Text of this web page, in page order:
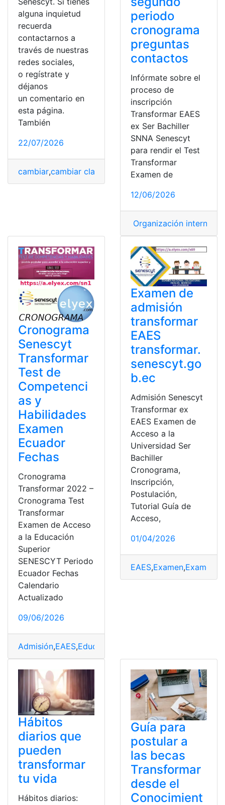
alguna inquietud
recuerda
contactarnos a
través de nuestras
redes sociales,
o regístrate y
déjanos
un comentario en
esta página.
También
22/07/2026
cambiar,cambiar clave cambio,Cambios,Correo
periodo
cronograma
preguntas
contactos
Infórmate sobre el
proceso de
inscripción
Transformar EAES
ex Ser Bachiller
SNNA Senescyt
para rendir el Test
Transformar
Examen de
12/06/2026
Organización
Cronograma
Senescyt
Transformar
Test de
Competenci
as y
Habilidades
Examen
Ecuador
Fechas
Cronograma
Transformar 2022 –
Cronograma Test
Transformar
Examen de Acceso
a la Educación
Superior
SENESCYT Periodo
Ecuador Fechas
Calendario
Actualizado
09/06/2026
Admisión,EAES,Educación
Examen de
admisión
transformar
EAES
transformar.
senescyt.go
b.ec
Admisión Senescyt
Transformar ex
EAES Examen de
Acceso a la
Universidad Ser
Bachiller
Cronograma,
Inscripción,
Postulación,
Tutorial Guía de
Acceso,
01/04/2026
EAES,Examen,Examen
Hábitos
diarios que
pueden
transformar
tu vida
Hábitos diarios:
Guía para
postular a
las becas
Transformar
desde el
Conocimient